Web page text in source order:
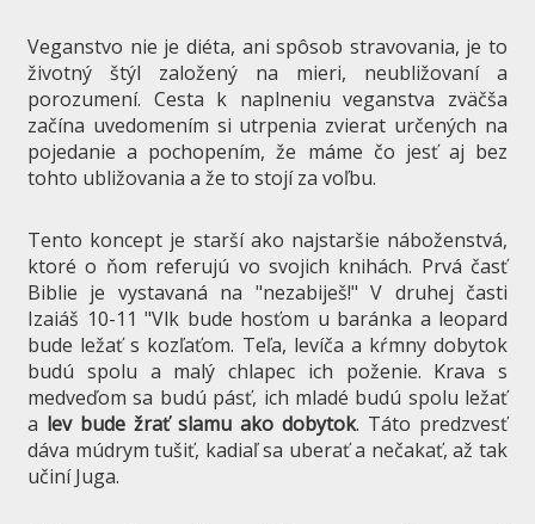
Veganstvo nie je diéta, ani spôsob stravovania, je to
životný štýl založený na mieri, neubližovaní a
porozumení. Cesta k naplneniu veganstva zväčša
začína uvedomením si utrpenia zvierat určených na
pojedanie a pochopením, že máme čo jesť aj bez
tohto ubližovania a že to stojí za voľbu.
Tento koncept je starší ako najstaršie náboženstvá,
ktoré o ňom referujú vo svojich knihách. Prvá časť
Biblie je vystavaná na "nezabiješ!" V druhej časti
Izaiáš 10-11 "Vlk bude hosťom u baránka a leopard
bude ležať s kozľaťom. Teľa, levíča a kŕmny dobytok
budú spolu a malý chlapec ich poženie. Krava s
medveďom sa budú pásť, ich mladé budú spolu ležať
a lev bude žrať slamu ako dobytok. Táto predzvesť
dáva múdrym tušiť, kadiaľ sa uberať a nečakať, až tak
učiní Juga.